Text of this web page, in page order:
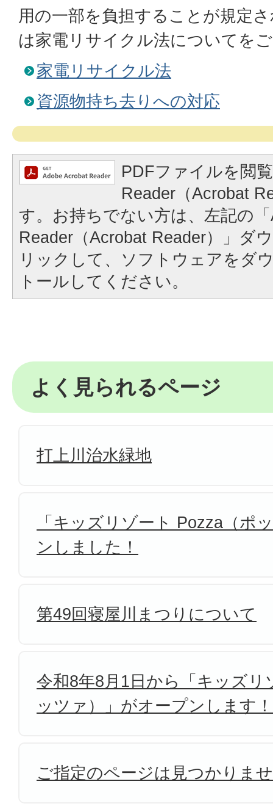
用の一部を負担することが規定
は家電リサイクル法についてを
家電リサイクル法
資源物持ち去りへの対応
PDFファイルを閲
Reader（Acrobat
す。お持ちでない方は、左記の
Reader（Acrobat Reader）」ダ
リックして、ソフトウェアをダ
トールしてください。
よく見られるページ
打上川治水緑地
「キッズリゾート Pozza（ポ
ンしました！
第49回寝屋川まつりについて
令和8年8月1日から「キッズリ
ッツァ）」がオープンします！
ご指定のページは見つかりま